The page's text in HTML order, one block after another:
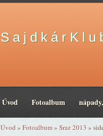
S a j d k á r K l u
Úvod Fotoalbum
Úvod » Fotoalbum» Sraz 2013 »